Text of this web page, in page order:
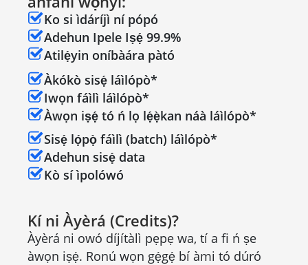
Ko si ìdáríjì ní pópó
Adehun Ipele Iṣẹ́ 99.9%
Atilẹ́yin oníbàára pàtó
Àkókò sisẹ́ láìlópò*
Iwọn fáìlì láìlópò*
Àwọn iṣẹ́ tó ń lọ lẹ́ẹ̀kan náà láìlópò*
Sisẹ́ lọ́pọ̀ fáìlì (batch) láìlópò*
Adehun sisẹ́ data
Kò sí ìpolówó
Kí ni Àyèrá (Credits)?
Àyèrá ni owó díjítàlì pẹpẹ wa, tí a fi ń ṣe
àwọn iṣẹ́. Ronú wọn gẹ́gẹ́ bí àmi tó dúró